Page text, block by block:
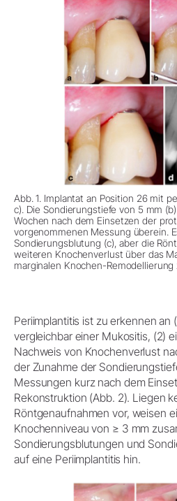
Abb. 1. Implantat an Position 26 mit
c). Die Sondierungstiefe von 5 mm
Wochen nach dem Einsetzen der
vorgenommenen Messung überein.
Sondierungsblutung (c), aber die
weiteren Knochenverlust über das
marginalen Knochen-
Periimplantitis ist zu erkennen an
vergleichbar einer Mukositis, (2)
Nachweis von Knochenverlust
der Zunahme der
Messungen kurz nach dem
Rekonstruktion (Abb. 2). Liegen
Röntgenaufnahmen vor, weisen
Knochenniveau von ≥ 3 mm
Sondierungsblutungen und
auf eine Periimplantitis hin.